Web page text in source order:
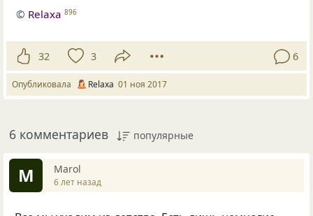
© Relaxa 896
32 3 6
Опубликовала Relaxa 01 ноя 2017
6 комментариев популярные
М Маrol
6 лет назад